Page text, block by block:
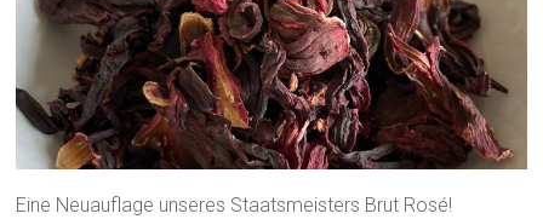
Eine Neuauflage unseres Staatsmeisters Brut Rosé!